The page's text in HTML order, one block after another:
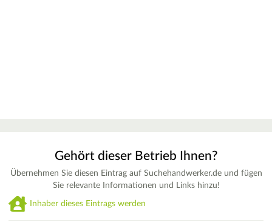
Gehört dieser Betrieb Ihnen?
Übernehmen Sie diesen Eintrag auf Suchehandwerker.de und fügen
Sie relevante Informationen und Links hinzu!
Inhaber dieses Eintrags werden